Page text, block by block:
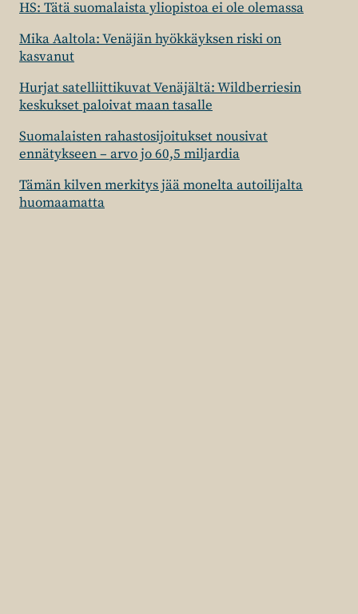
HS: Tätä suomalaista yliopistoa ei ole olemassa
Mika Aaltola: Venäjän hyökkäyksen riski on
kasvanut
Hurjat satelliittikuvat Venäjältä: Wildberriesin
keskukset paloivat maan tasalle
Suomalaisten rahastosijoitukset nousivat
ennätykseen – arvo jo 60,5 miljardia
Tämän kilven merkitys jää monelta autoilijalta
huomaamatta